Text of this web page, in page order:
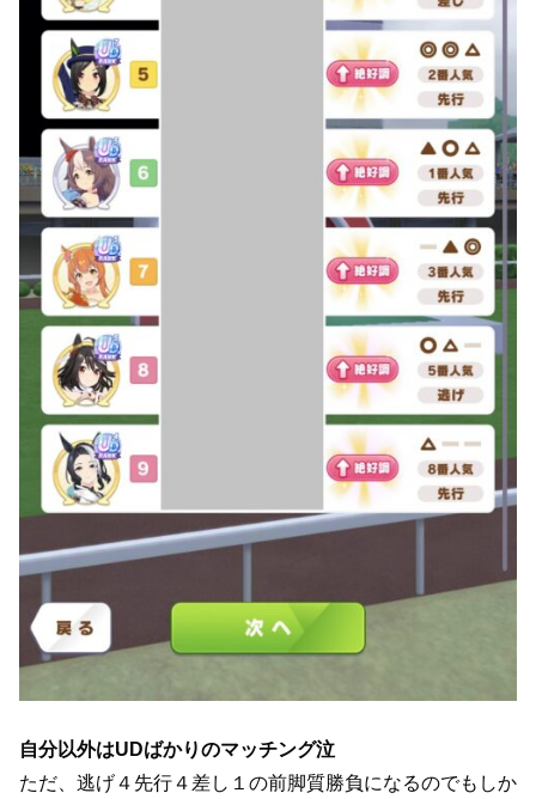
自分以外はUDばかりのマッチング泣
ただ、逃げ４先行４差し１の前脚質勝負になるのでもしか